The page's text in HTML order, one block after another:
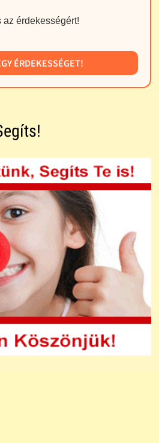
az érdekességért!
ÉRDEKESSÉGET!